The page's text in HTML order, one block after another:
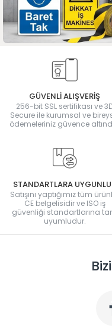
GÜVENLİ ALIŞVERİŞ
256-bit SSL sertifikası ve
Secure ile kurumsal ve
ödemeleriniz güvence
STANDARTLARA
Satışını yaptığımız tüm
CE belgelisidir ve ISO iş
güvenliği standartlarına
uyumludur.